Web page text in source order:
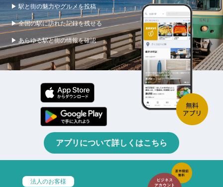
▶ 駅と街の魅力やグルメを投稿
▶ 全国の駅に訪れた記録を残せる
▶ あらゆる駅と街の情報を確認
アプリについて詳しくはこちら
法人のお客様